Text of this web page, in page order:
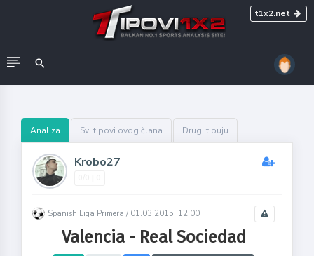
t1x2.net
Analiza Svi tipovi ovog člana Drugi tipuju
Krobo27
Spanish Liga Primera / 01.03.2015. 12:00
Valencia - Real Sociedad